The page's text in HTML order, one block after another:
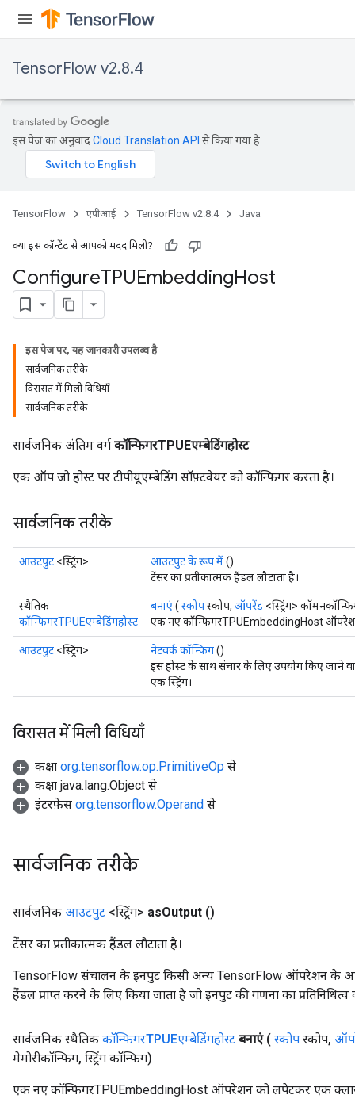
TensorFlow v2.8.4
इस पेज का अनुवादCloud Translation API से किया गया है.
TensorFlow एपीआई TensorFlow v2.8.4 Java
क्या इस कॉन्टेंट से आपको मदद मिली?
ConfigureTPUEmbeddingHost
इस पेज पर, यह जानकारी उपलब्ध है
सार्वजनिक तरीके
विरासत में मिली विधियाँ
सार्वजनिक तरीके
सार्वजनिक अंतिम वर्ग कॉन्फिगरTPUEएम्बेडिंगहोस्ट
एक ऑप जो होस्ट पर टीपीयूएम्बेडिंग सॉफ़्टवेयर को कॉन्फ़िगर करता है।
सार्वजनिक तरीके
आउटपुट <स्ट्रिंग> आउटपुट के रूप में()
टेंसर का प्रतीकात्मक हैंडल लौटाता है।
स्थैतिक
कॉन्फिगरTPUEएम्बेडिंगहोस्ट
बनाएं( स्कोपस्कोप, ऑपरेंड <स्ट्रिंग>
एक नए कॉन्फिगरTPUEmbeddingHost
आउटपुट <स्ट्रिंग> नेटवर्क कॉन्फिग()
इस होस्ट के साथ संचार के लिए उपयोग किए जाने
एक स्ट्रिंग।
विरासत में मिली विधियाँ
कक्षा org.tensorflow.op.PrimitiveOp से
कक्षा java.lang.Object से
इंटरफ़ेस org.tensorflow.Operand से
सार्वजनिक तरीके
सार्वजनिक आउटपुट <स्ट्रिंग> asOutput ()
टेंसर का प्रतीकात्मक हैंडल लौटाता है।
TensorFlow संचालन के इनपुट किसी अन्य TensorFlow ऑपरेशन के
हैंडल प्राप्त करने के लिए किया जाता है जो इनपुट की गणना का प्रतिनिधित्व
सार्वजनिक स्थैतिक कॉन्फिगरTPUEएम्बेडिंगहोस्ट बनाएं ( स्कोप स्कोप,
मेमोरीकॉन्फिग, स्ट्रिंग कॉन्फिग)
एक नए कॉन्फिगरTPUEmbeddingHost ऑपरेशन को लपेटकर एक क्लास